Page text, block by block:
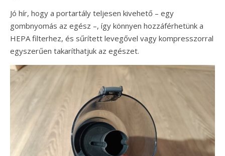
Jó hír, hogy a portartály teljesen kivehető – egy
gombnyomás az egész –, így könnyen hozzáférhetünk a
HEPA filterhez, és sűrített levegővel vagy kompresszorral
egyszerűen takaríthatjuk az egészet.